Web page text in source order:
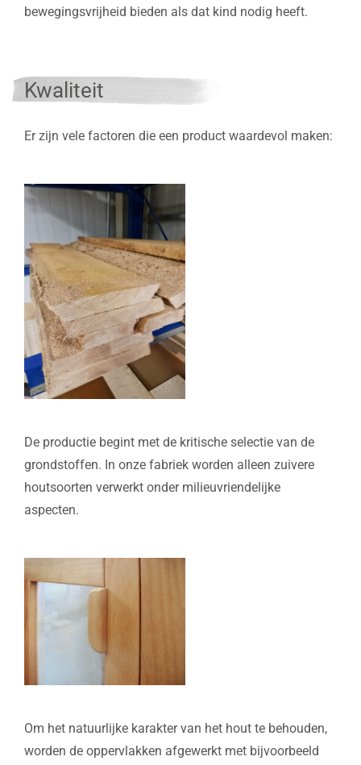
bewegingsvrijheid bieden als dat kind nodig heeft.
Kwaliteit
Er zijn vele factoren die een product waardevol maken:
De productie begint met de kritische selectie van de
grondstoffen. In onze fabriek worden alleen zuivere
houtsoorten verwerkt onder milieuvriendelijke
aspecten.
Om het natuurlijke karakter van het hout te behouden,
worden de oppervlakken afgewerkt met bijvoorbeeld